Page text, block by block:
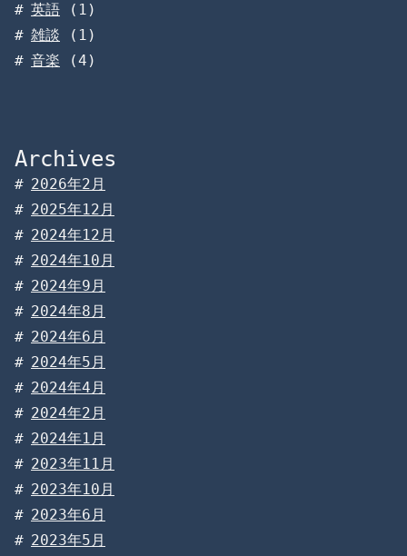
英語 (1)
雑談 (1)
音楽 (4)
Archives
2026年2月
2025年12月
2024年12月
2024年10月
2024年9月
2024年8月
2024年6月
2024年5月
2024年4月
2024年2月
2024年1月
2023年11月
2023年10月
2023年6月
2023年5月